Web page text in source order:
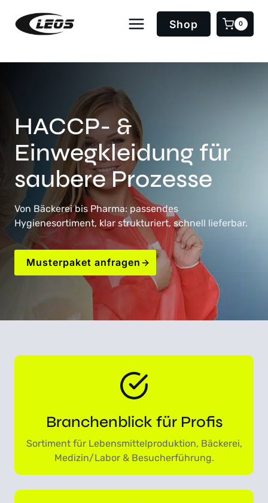
Inhalt
springen
Shop 0
HACCP- &
Einwegkleidung für
saubere Prozesse
Von Bäckerei bis Pharma: passendes
Hygienesortiment, klar strukturiert, schnell lieferbar.
Musterpaket anfragen
Branchenblick für Profis
Sortiment für Lebensmittelproduktion, Bäckerei,
Medizin/Labor & Besucherführung.